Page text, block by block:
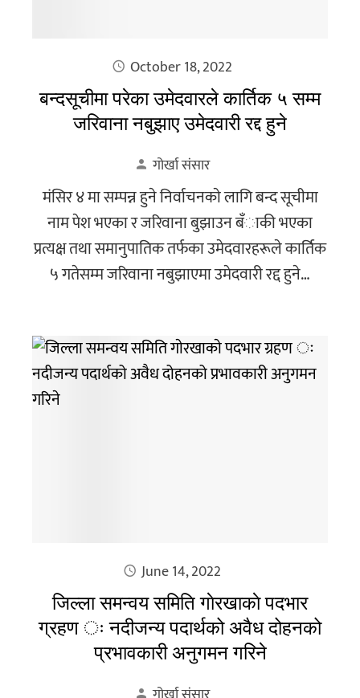
October 18, 2022
बन्दसूचीमा परेका उमेदवारले कार्तिक ५ सम्म
जरिवाना नबुझाए उमेदवारी रद्द हुने
गोर्खा संसार
मंसिर ४ मा सम्पन्न हुने निर्वाचनकाे लागि बन्द सूचीमा
नाम पेश भएका र जरिवाना बुझाउन बँाकी भएका
प्रत्यक्ष तथा समानुपातिक तर्फका उमेदवारहरूले कार्तिक
५ गतेसम्म जरिवाना नबुझाएमा उमेदवारी रद्द हुने…
June 14, 2022
जिल्ला समन्वय समिति गाेरखाकाे पदभार
ग्रहण ः नदीजन्य पदार्थको अवैध दोहनको
प्रभावकारी अनुगमन गरिने